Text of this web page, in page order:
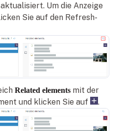
Um die Anzeige
Sie auf den Refresh-
Related elements mit der
und klicken Sie auf
.